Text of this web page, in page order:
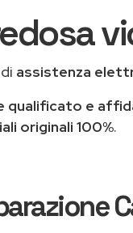
assistenza
e
originali 100%.